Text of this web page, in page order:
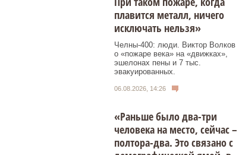
плавится металл, ничего
исключать нельзя»
Челны-400: люди. Виктор Волков
о «пожаре века» на «движках»,
эшелонах пены и 7 тыс.
эвакуированных.
06.08.2026, 14:26
«Раньше было два-три
человека на место, сейчас –
полтора-два. Это связано с